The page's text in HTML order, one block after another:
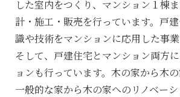
した室内をつくり、マンション１棟
計・施工・販売を行っています。戸
識や技術をマンションに応用した事業
そして、戸建住宅とマンション両方
ョンも行っています。木の家から木の
一般的な家から木の家へのリノベーシ